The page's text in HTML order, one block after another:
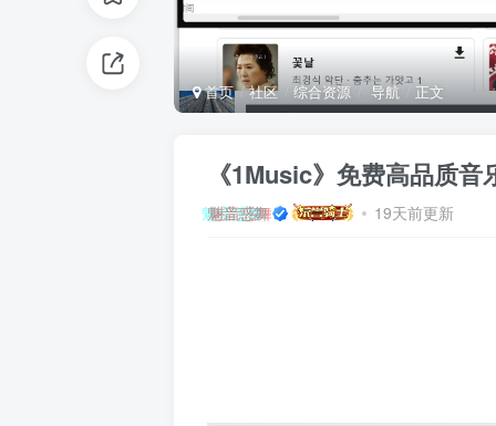
首页 社区 综合资源 导航 正文
《1Music》免费高品质
魅音惑舞 19天前更新